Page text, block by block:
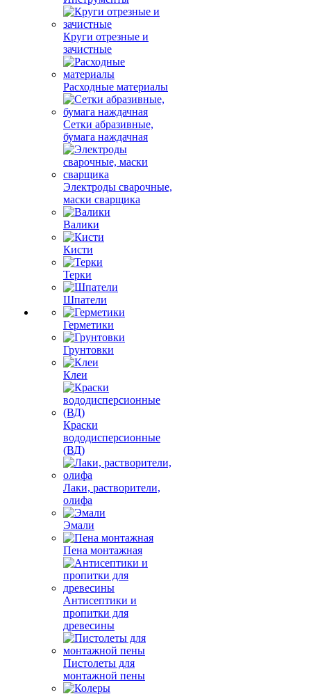
Круги отрезные и
зачистные
Расходные материалы
Сетки абразивные,
бумага наждачная
Электроды сварочные,
маски сварщика
Валики
Кисти
Терки
Шпатели
Герметики
Грунтовки
Клеи
Краски
вододисперсионные
(ВД)
Лаки, растворители,
олифа
Эмали
Пена монтажная
Антисептики и
пропитки для
древесины
Пистолеты для
монтажной пены